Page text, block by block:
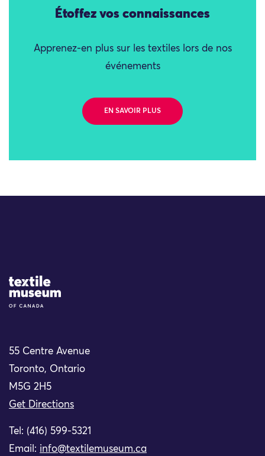
Étoffez vos connaissances
Apprenez-en plus sur les textiles lors de nos
événements
EN SAVOIR PLUS
Site Logo
55 Centre Avenue
Toronto, Ontario
M5G 2H5
Get Directions
Tel: (416) 599-5321
Email: info@textilemuseum.ca